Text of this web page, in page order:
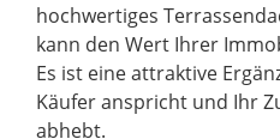
hochwertiges
kann den Wert Ihrer
Es ist eine attraktive
Käufer anspricht und Ihr
abhebt.